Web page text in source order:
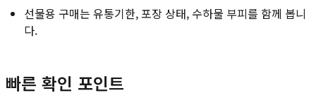
선물용 구매는 유통기한, 포장 상태, 수하물 부피를 함께 봅니
다.
빠른 확인 포인트